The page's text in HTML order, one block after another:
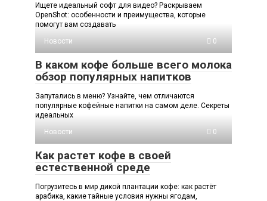
Ищете идеальный софт для видео? Раскрываем
OpenShot: особенности и преимущества, которые
помогут вам создавать
Новости
0
В каком кофе больше всего молока
обзор популярных напитков
Запутались в меню? Узнайте, чем отличаются
популярные кофейные напитки на самом деле. Секреты
идеальных
Новости
0
Как растет кофе в своей
естественной среде
Погрузитесь в мир дикой плантации кофе: как растёт
арабика, какие тайные условия нужны ягодам,